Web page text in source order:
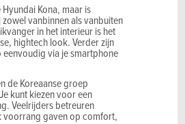
Kona, maar is
vanbinnen als vanbuiten
in het interieur is het
hightech look. Verder zijn
via je smartphone
de Koreaanse groep
kunt kiezen voor een
Veelrijders betreuren
voorrang gaven op comfort,